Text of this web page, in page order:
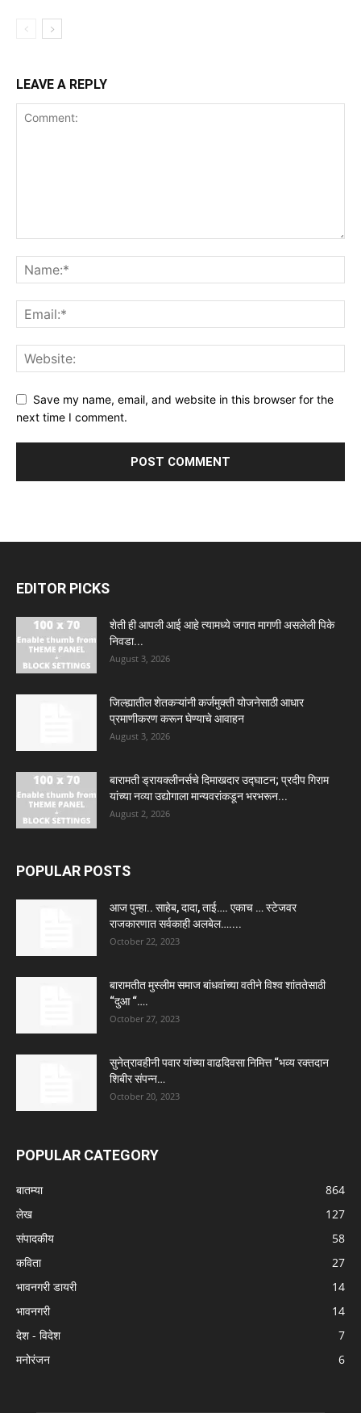
LEAVE A REPLY
Save my name, email, and website in this browser for the
next time I comment.
EDITOR PICKS
शेती ही आपली आई आहे त्यामध्ये जगात मागणी असलेली पिके
निवडा...
August 3, 2026
जिल्ह्यातील शेतकऱ्यांनी कर्जमुक्ती योजनेसाठी आधार
प्रमाणीकरण करून घेण्याचे आवाहन
August 3, 2026
बारामती ड्रायक्लीनर्सचे दिमाखदार उद्घाटन; प्रदीप गिराम
यांच्या नव्या उद्योगाला मान्यवरांकडून भरभरून...
August 2, 2026
POPULAR POSTS
आज पुन्हा.. साहेब, दादा, ताई…. एकाच … स्टेजवर
राजकारणात सर्वकाही अलबेल…....
October 22, 2023
बारामतीत मुस्लीम समाज बांधवांच्या वतीने विश्व शांततेसाठी
“दुआ “….
October 27, 2023
सुनेत्रावहीनी पवार यांच्या वाढदिवसा निमित्त “भव्य रक्तदान
शिबीर संपन्न…
October 20, 2023
POPULAR CATEGORY
बातम्या
864
लेख
127
संपादकीय
58
कविता
27
भावनगरी डायरी
14
भावनगरी
14
देश - विदेश
7
मनोरंजन
6